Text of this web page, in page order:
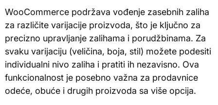
WooCommerce podržava vođenje zasebnih zaliha
za različite varijacije proizvoda, što je ključno za
precizno upravljanje zalihama i porudžbinama. Za
svaku varijaciju (veličina, boja, stil) možete podesiti
individualni nivo zaliha i pratiti ih nezavisno. Ova
funkcionalnost je posebno važna za prodavnice
odeće, obuće i drugih proizvoda sa više opcija.